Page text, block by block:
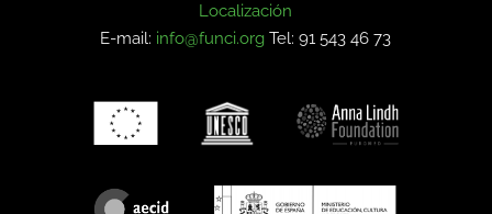
Localización
E-mail: info@funci.org Tel: 91 543 46 73